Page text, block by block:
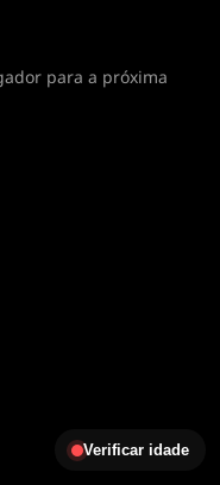
para a próxima
Verificar idade